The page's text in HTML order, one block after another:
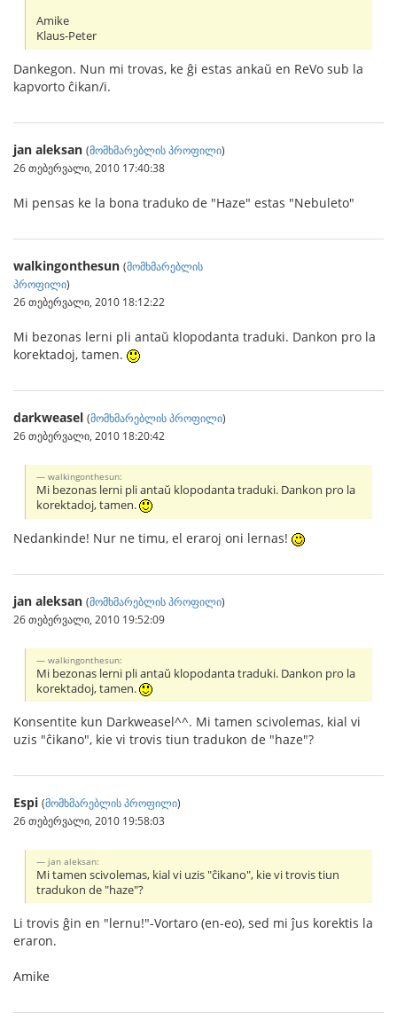
Amike
Klaus-Peter
Dankegon. Nun mi trovas, ke ĝi estas ankaŭ en ReVo sub la
kapvorto ĉikan/i.
jan aleksan (მომხმარებლის პროფილი)
26 თებერვალი, 2010 17:40:38
Mi pensas ke la bona traduko de "Haze" estas "Nebuleto"
walkingonthesun (მომხმარებლის
პროფილი)
26 თებერვალი, 2010 18:12:22
Mi bezonas lerni pli antaŭ klopodanta traduki. Dankon pro la
korektadoj, tamen.
darkweasel (მომხმარებლის პროფილი)
26 თებერვალი, 2010 18:20:42
walkingonthesun:
Mi bezonas lerni pli antaŭ klopodanta traduki. Dankon pro la
korektadoj, tamen.
Nedankinde! Nur ne timu, el eraroj oni lernas!
jan aleksan (მომხმარებლის პროფილი)
26 თებერვალი, 2010 19:52:09
walkingonthesun:
Mi bezonas lerni pli antaŭ klopodanta traduki. Dankon pro la
korektadoj, tamen.
Konsentite kun Darkweasel^^. Mi tamen scivolemas, kial vi
uzis "ĉikano", kie vi trovis tiun tradukon de "haze"?
Espi (მომხმარებლის პროფილი)
26 თებერვალი, 2010 19:58:03
jan aleksan:
Mi tamen scivolemas, kial vi uzis "ĉikano", kie vi trovis tiun
tradukon de "haze"?
Li trovis ĝin en "lernu!"-Vortaro (en-eo), sed mi ĵus korektis la
eraron.
Amike